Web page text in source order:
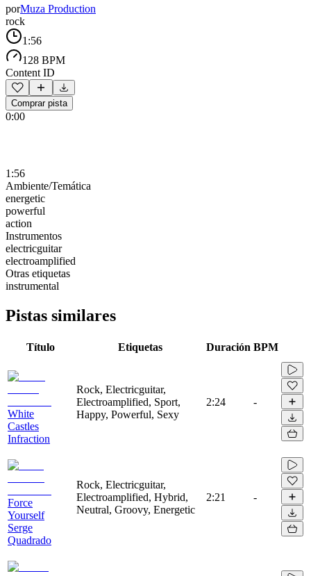
porMuza Production
rock
1:56
128 BPM
Content ID
Comprar pista
0:00
1:56
Ambiente/Temática
energetic
powerful
action
Instrumentos
electricguitar
electroamplified
Otras etiquetas
instrumental
Pistas similares
Título Etiquetas Duración BPM
White
Castles
Infraction
Rock, Electricguitar,
Electroamplified, Sport,
Happy, Powerful, Sexy
2:24 -
Force
Yourself
Serge
Quadrado
Rock, Electricguitar,
Electroamplified, Hybrid,
Neutral, Groovy, Energetic
2:21 -